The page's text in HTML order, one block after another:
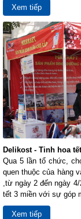
Xem tiếp
Delikost - Tinh hoa
Qua 5 lần tổ chức,
quen thuộc của hàng
,từ ngày 2 đến ngày
tết 3 miền với sự góp
Xem tiếp